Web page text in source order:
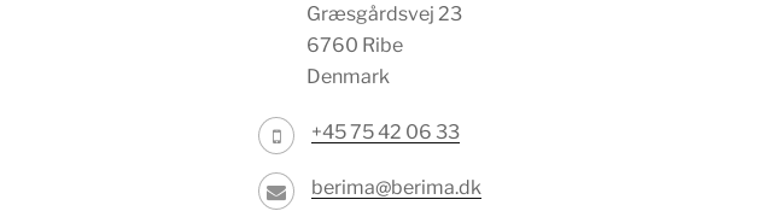
Græsgårdsvej 23
6760 Ribe
Denmark
+45 75 42 06 33
berima@berima.dk